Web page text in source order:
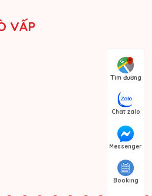
VẤP
Tìm đường
Chat zalo
Messenger
Booking